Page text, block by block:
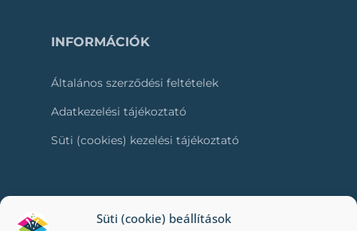
Süti (cookie) beállítások
INFORMÁCIÓK
Általános szerződési feltételek
Adatkezelési tájékoztató
Süti (cookies) kezelési tájékoztató
RÓLUNK